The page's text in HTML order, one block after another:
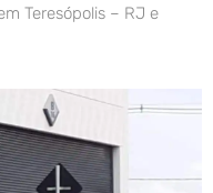
Teresópolis – RJ e